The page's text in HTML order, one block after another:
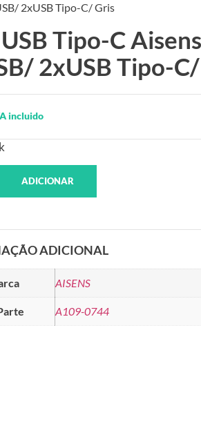
2xUSB Tipo-C/ Gris
Tipo-C
2xUSB Tipo-
incluido
ADICIONAR
ADICIONAL
AISENS
A109-0744